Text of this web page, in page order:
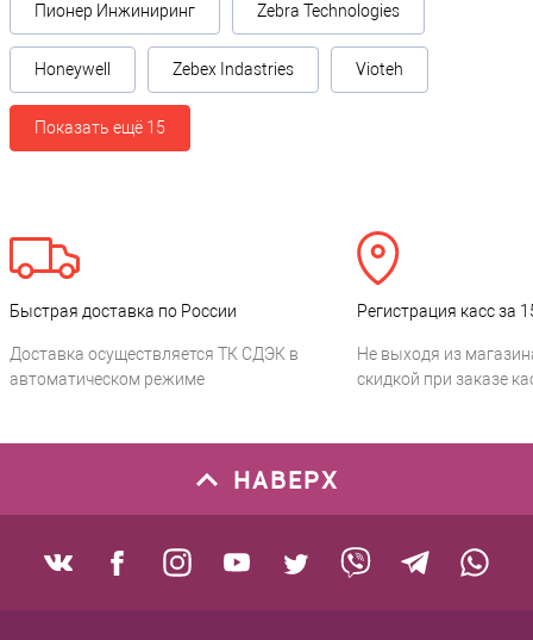
Пионер Инжиниринг Zebra Technologies
Honeywell Zebex Indastries Vioteh
Показать ещё 15
Быстрая доставка по России
Доставка осуществляется ТК СДЭК в
автоматическом режиме
Регистрация касс за
Не выходя из
скидкой при заказе
НАВЕРХ